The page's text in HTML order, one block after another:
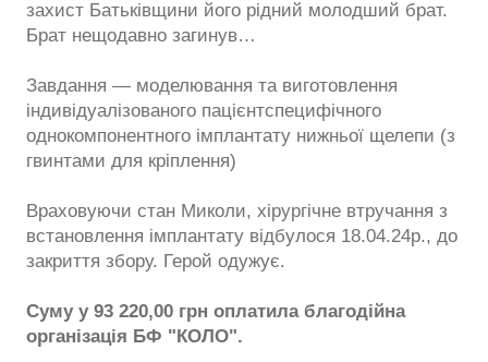
захист Батьківщини його рідний молодший брат.
Брат нещодавно загинув…
Завдання — моделювання та виготовлення
індивідуалізованого пацієнтспецифічного
однокомпонентного імплантату нижньої щелепи (з
гвинтами для кріплення)
Враховуючи стан Миколи, хірургічне втручання з
встановлення імплантату відбулося 18.04.24р., до
закриття збору. Герой одужує.
Суму у 93 220,00 грн оплатила благодійна
організація БФ "КОЛО".